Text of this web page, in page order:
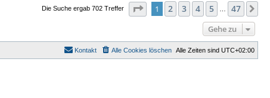
Die Suche ergab 702 Treffer Seite 1von 47
1 2 3 4 5 47
Gehe zu
Alle Zeiten sind UTC+02:00
Alle Cookies löschen
Kontakt